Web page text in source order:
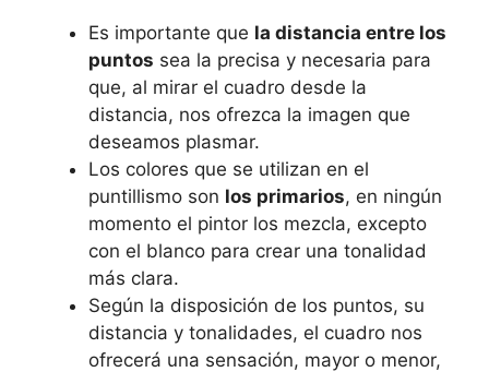
Es importante que la distancia entre los
puntos sea la precisa y necesaria para
que, al mirar el cuadro desde la
distancia, nos ofrezca la imagen que
deseamos plasmar.
Los colores que se utilizan en el
puntillismo son los primarios, en ningún
momento el pintor los mezcla, excepto
con el blanco para crear una tonalidad
más clara.
Según la disposición de los puntos, su
distancia y tonalidades, el cuadro nos
ofrecerá una sensación, mayor o menor,